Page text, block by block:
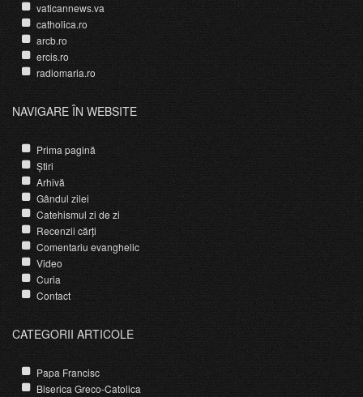
vaticannews.va
catholica.ro
arcb.ro
ercis.ro
radiomaria.ro
NAVIGARE ÎN WEBSITE
Prima pagină
Știri
Arhivă
Gândul zilei
Catehismul zi de zi
Recenzii cărți
Comentariu evanghelic
Video
Curia
Contact
CATEGORII ARTICOLE
Papa Francisc
Biserica Greco-Catolica